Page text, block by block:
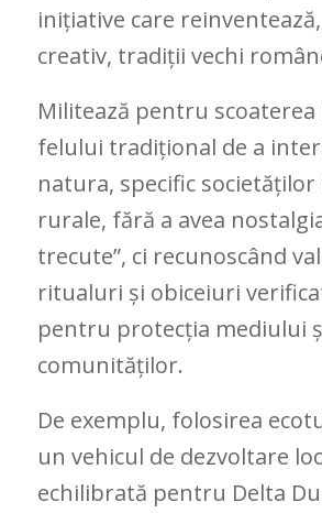
inițiative care
creativ, tradiții vechi
Militează pentru scoaterea
felului tradițional de a
natura, specific
rurale, fără a avea
trecute”, ci recunoscând
ritualuri și obiceiuri
pentru protecția mediului
comunităților.
De exemplu, folosirea
un vehicul de dezvoltare
echilibrată pentru Delta